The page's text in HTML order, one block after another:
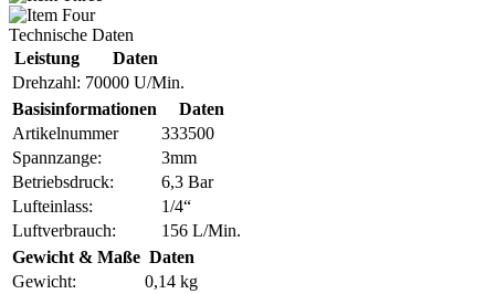
Technische Daten
Leistung
Daten
Drehzahl: 70000 U/Min.
Basisinformationen
Daten
Artikelnummer
333500
Spannzange:
3mm
Betriebsdruck:
6,3 Bar
Lufteinlass:
1/4“
Luftverbrauch:
156 L/Min.
Gewicht & Maße Daten
Gewicht:
0,14 kg